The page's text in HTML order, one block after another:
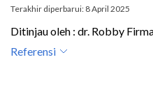
Terakhir diperbarui: 8 April 2025